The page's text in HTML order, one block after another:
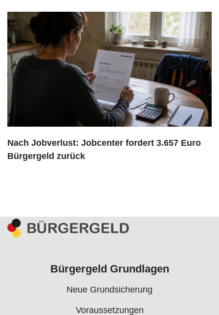
Nach Jobverlust: Jobcenter fordert 3.657 Euro
Bürgergeld zurück
Bürgergeld Grundlagen
Neue Grundsicherung
Voraussetzungen